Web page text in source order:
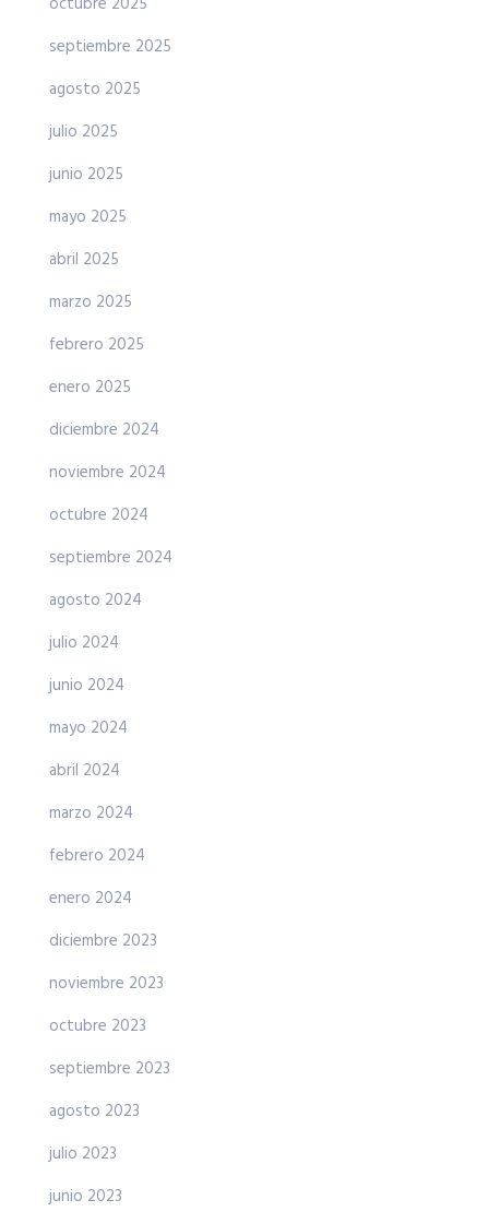
septiembre 2025
agosto 2025
julio 2025
junio 2025
mayo 2025
abril 2025
marzo 2025
febrero 2025
enero 2025
diciembre 2024
noviembre 2024
octubre 2024
septiembre 2024
agosto 2024
julio 2024
junio 2024
mayo 2024
abril 2024
marzo 2024
febrero 2024
enero 2024
diciembre 2023
noviembre 2023
octubre 2023
septiembre 2023
agosto 2023
julio 2023
junio 2023